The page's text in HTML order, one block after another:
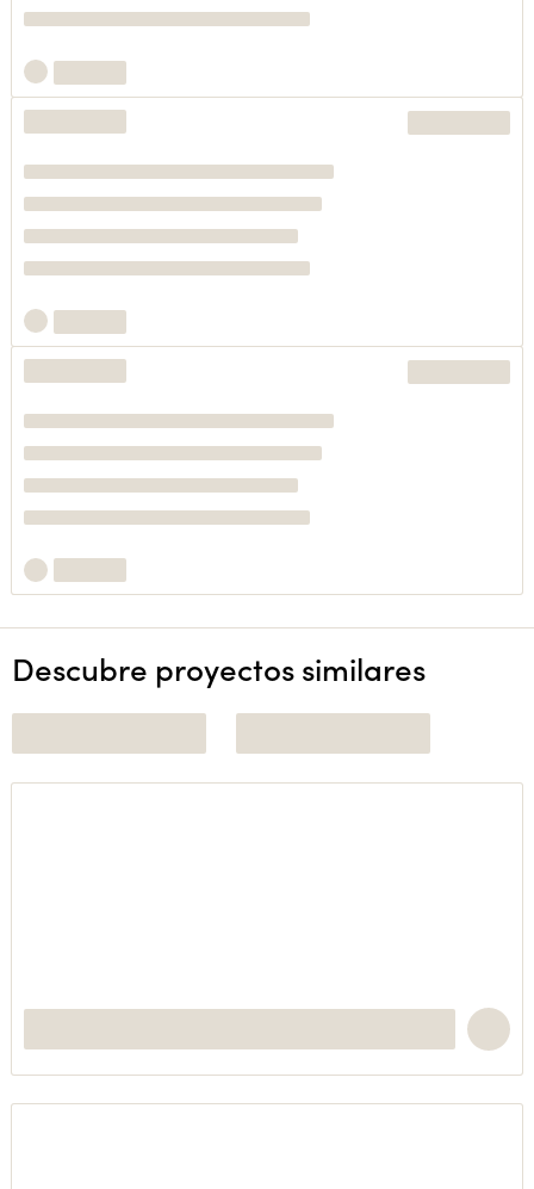
Descubre proyectos similares